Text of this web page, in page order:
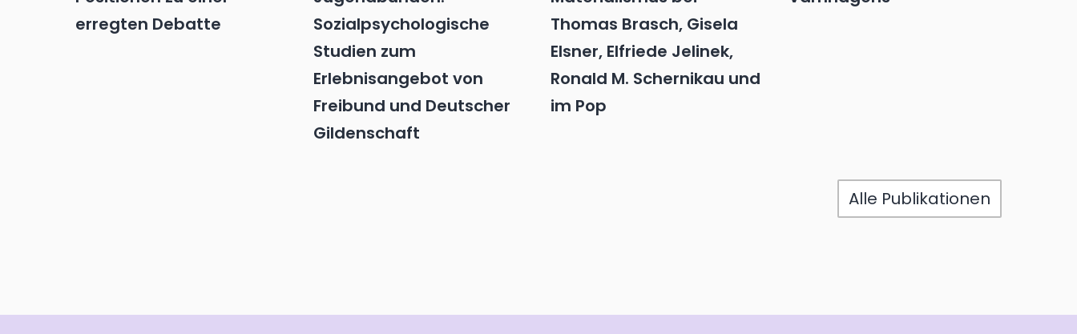
erregten Debatte
Sozialpsychologische
Studien zum
Erlebnisangebot von
Freibund und Deutscher
Gildenschaft
Thomas Brasch, Gisela
Elsner, Elfriede Jelinek,
Ronald M. Schernikau und
im Pop
Alle Publikationen